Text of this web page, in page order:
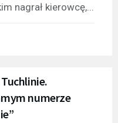
nagrał kierowcę,...
numerze